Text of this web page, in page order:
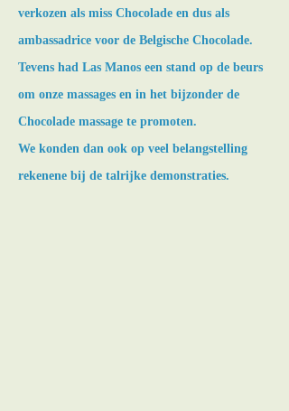
verkozen als miss Chocolade en dus als
ambassadrice voor de Belgische Chocolade.
Tevens had Las Manos een stand op de beurs
om onze massages en in het bijzonder de
Chocolade massage te promoten.
We konden dan ook op veel belangstelling
rekenene bij de talrijke demonstraties.